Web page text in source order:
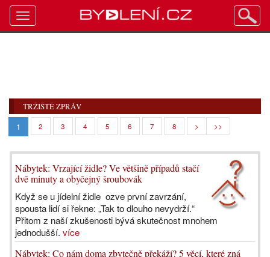
TRŽIŠTĚ ZPRÁV
1 2 3 4 5 6 7 8 > >>
Nábytek: Vrzající židle? Ve většině případů stačí
dvě minuty a obyčejný šroubovák
Když se u jídelní židle ozve první zavrzání,
spousta lidí si řekne: „Tak to dlouho nevydrží.“
Přitom z naší zkušenosti bývá skutečnost mnohem
jednodušší. více
Nábytek: Co nám doma zbytečně překáží? 5 věcí, které zná
Toggle
navigation